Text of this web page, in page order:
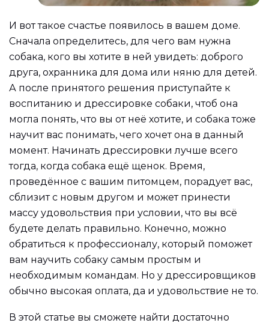
И вот такое счастье появилось в вашем доме.
Сначала определитесь, для чего вам нужна
собака, кого вы хотите в ней увидеть: доброго
друга, охранника для дома или няню для детей.
А после принятого решения приступайте к
воспитанию и дрессировке собаки, чтоб она
могла понять, что вы от неё хотите, и собака тоже
научит вас понимать, чего хочет она в данный
момент. Начинать дрессировки лучше всего
тогда, когда собака ещё щенок. Время,
проведённое с вашим питомцем, порадует вас,
сблизит с новым другом и может принести
массу удовольствия при условии, что вы всё
будете делать правильно. Конечно, можно
обратиться к профессионалу, который поможет
вам научить собаку самым простым и
необходимым командам. Но у дрессировщиков
обычно высокая оплата, да и удовольствие не то.
В этой статье вы сможете найти достаточно